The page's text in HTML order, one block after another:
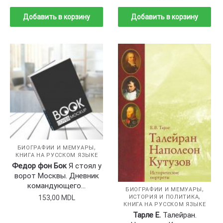
Добавить в корзину Добавить в корзину
БИОГРАФИИ И МЕМУАРЫ,
КНИГА НА РУССКОМ ЯЗЫКЕ
Федор фон БокЯ стоял у
ворот Москвы. Дневник
командующего…
153,00 MDL
БИОГРАФИИ И МЕМУАРЫ,
ИСТОРИЯ И ПОЛИТИКА,
КНИГА НА РУССКОМ ЯЗЫКЕ
Тарле Е.Талейран.